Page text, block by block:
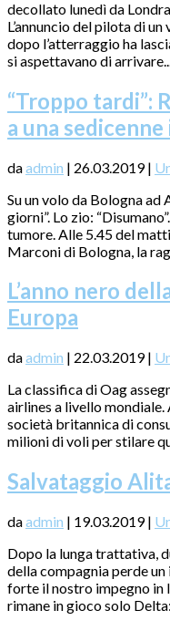
decollato lunedì da
L’annuncio del pilota di
dopo l’atterraggio ha
si aspettavano di arrivare...
“Troppo tardi”:
a una
daadmin | 26.03.2019|
Su un volo da Bologna ad
giorni”. Lo zio:
tumore. Alle 5.45 del
Marconi di Bologna, la
L’anno nero
Europa
daadmin | 22.03.2019|
La classifica di Oag
airlines a livello mondiale.
società britannica di
milioni di voli per stilare
Salvataggio
daadmin | 19.03.2019|
Dopo la lunga trattativa,
della compagnia perde
forte il nostro impegno in
rimane in gioco solo